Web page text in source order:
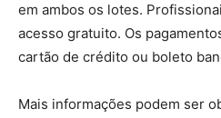
em ambos os lotes.
acesso gratuito. Os
cartão de crédito ou boleto
Mais informações podem ser